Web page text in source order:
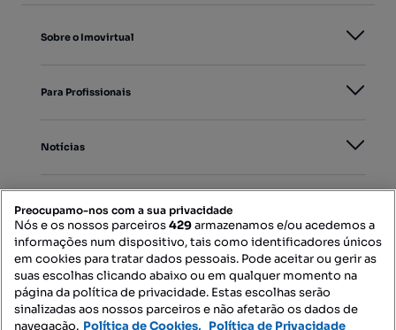
Sobre o Imovirtual
Para Profissionais
Notícias
Mapa do Site
Contacte-nos
Preocupamo-nos com a sua privacidade
Nós e os nossos parceiros429armazenamos e/ou acedemos a
informações num dispositivo, tais como identificadores únicos
em cookies para tratar dados pessoais. Pode aceitar ou gerir as
suas escolhas clicando abaixo ou em qualquer momento na
página da política de privacidade. Estas escolhas serão
sinalizadas aos nossos parceiros e não afetarão os dados de
navegação. Política de Cookies, Política de Privacidade